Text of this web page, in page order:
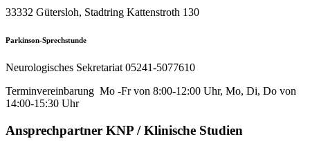
33332 Gütersloh, Stadtring Kattenstroth 130
Parkinson-Sprechstunde
Neurologisches Sekretariat 05241-5077610
Terminvereinbarung Mo -Fr von 8:00-12:00 Uhr, Mo, Di, Do von
14:00-15:30 Uhr
Ansprechpartner KNP / Klinische Studien